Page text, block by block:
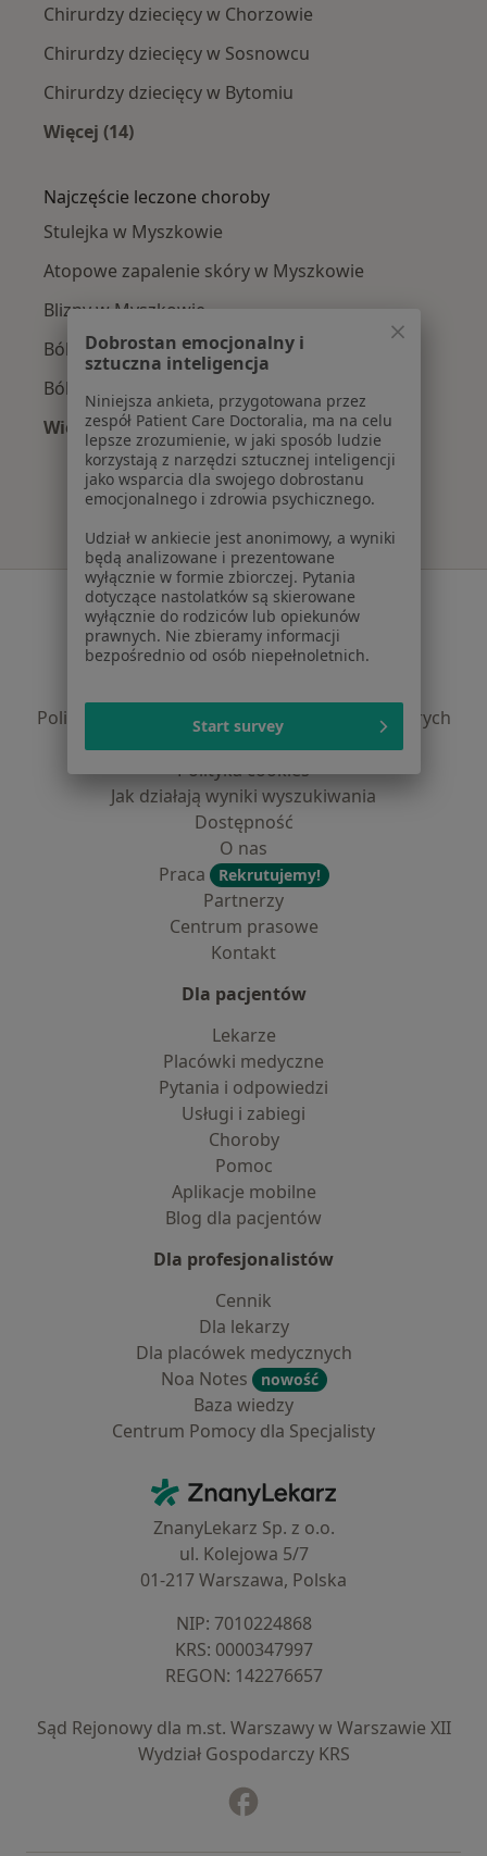
Chirurdzy dziecięcy w Chorzowie
Chirurdzy dziecięcy w Sosnowcu
Chirurdzy dziecięcy w Bytomiu
Więcej (14)
Najczęście leczone choroby
Stulejka w Myszkowie
Atopowe zapalenie skóry w Myszkowie
Blizny w Myszkowie
Ból barku w Myszkowie
Ból biodra w Myszkowie
Więcej (3)
Więcej w kategorii: Najczęście leczone choroby
Serwis
Regulamin
Polityka prywatności pacjentów
Polityka prywatności dla profesjonalistów, których
Polityka cookies
Jak działają wyniki wyszukiwania
Dostępność
O nas
Praca
Rekrutujemy!
Partnerzy
Centrum prasowe
Kontakt
Dla pacjentów
Lekarze
Placówki medyczne
Pytania i odpowiedzi
Usługi i zabiegi
Choroby
Pomoc
Aplikacje mobilne
Blog dla pacjentów
Dla profesjonalistów
Cennik
Dla lekarzy
Dla placówek medycznych
Noa Notes
nowość
Baza wiedzy
Centrum Pomocy dla Specjalisty
ZnanyLekarz - Strona główna
ZnanyLekarz Sp. z o.o.
ul. Kolejowa 5/7
01-217 Warszawa, Polska
NIP: ⁠7010224868
KRS: ⁠0000347997
REGON: ⁠142276657
Sąd Rejonowy dla m.st. Warszawy w Warszawie XII
Wydział Gospodarczy KRS
Dobrostan emocjonalny i
sztuczna inteligencja
Niniejsza ankieta, przygotowana przez
zespół Patient Care Doctoralia, ma na celu
lepsze zrozumienie, w jaki sposób ludzie
korzystają z narzędzi sztucznej inteligencji
jako wsparcia dla swojego dobrostanu
emocjonalnego i zdrowia psychicznego.
Udział w ankiecie jest anonimowy, a wyniki
będą analizowane i prezentowane
wyłącznie w formie zbiorczej. Pytania
dotyczące nastolatków są skierowane
wyłącznie do rodziców lub opiekunów
prawnych. Nie zbieramy informacji
bezpośrednio od osób niepełnoletnich.
Start survey